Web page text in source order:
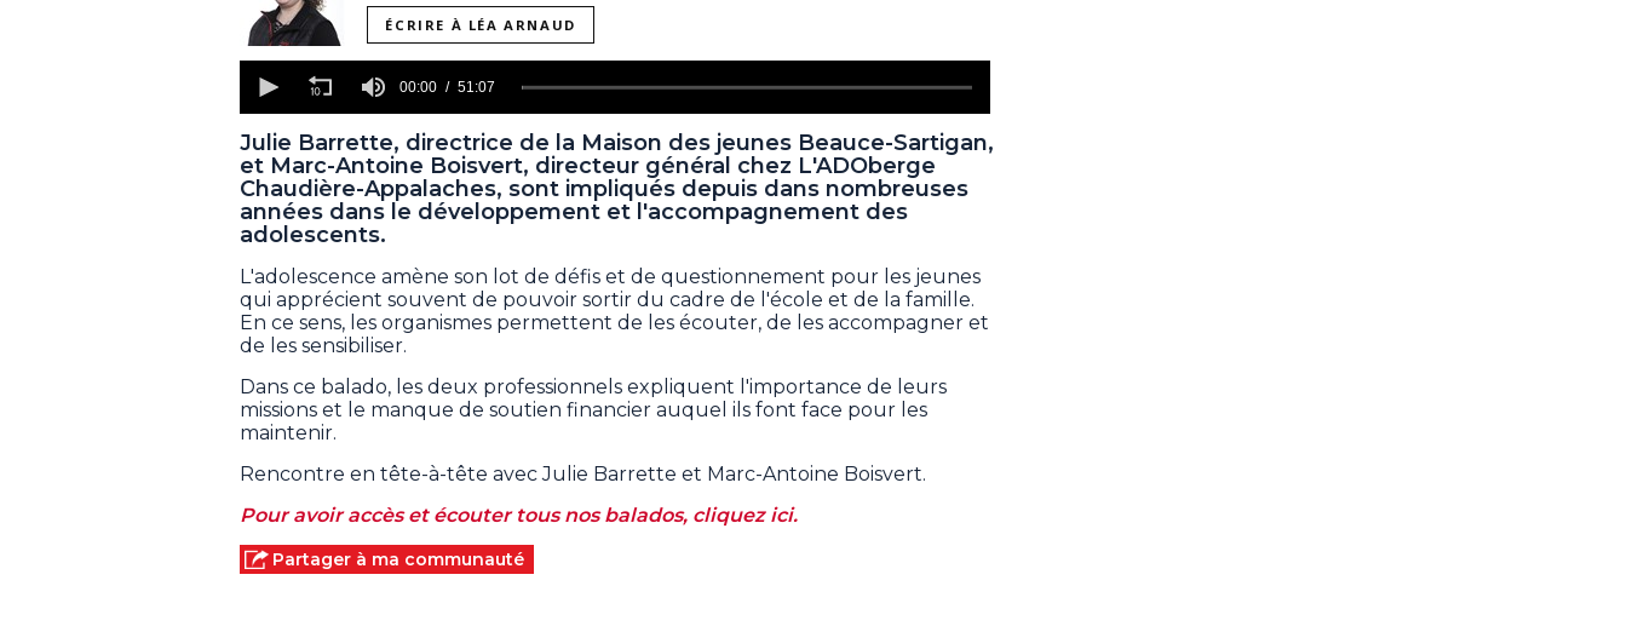
ÉCRIRE À LÉA ARNAUD
seconds
minutes,
7
secondsVolume
90%
00:00 51:07
Julie Barrette, directrice de la Maison des jeunes Beauce-Sartigan,
et Marc-Antoine Boisvert, directeur général chez L'ADOberge
Chaudière-Appalaches, sont impliqués depuis dans nombreuses
années dans le développement et l'accompagnement des
adolescents.
L'adolescence amène son lot de défis et de questionnement pour les jeunes
qui apprécient souvent de pouvoir sortir du cadre de l'école et de la famille.
En ce sens, les organismes permettent de les écouter, de les accompagner et
de les sensibiliser.
Dans ce balado, les deux professionnels expliquent l'importance de leurs
missions et le manque de soutien financier auquel ils font face pour les
maintenir.
Rencontre en tête-à-tête avec Julie Barrette et Marc-Antoine Boisvert.
Pour avoir accès et écouter tous nos balados, cliquez ici.
Partager à ma communauté